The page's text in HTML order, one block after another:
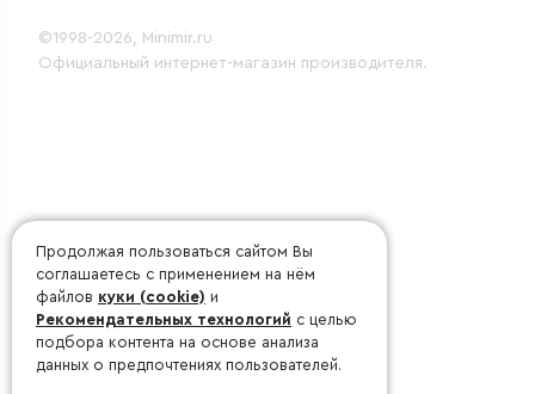
©1998-2026, Minimir.ru
Официальный интернет-магазин производителя.
Продолжая пользоваться сайтом Вы
соглашаетесь с применением на нём
файлов куки (cookie) и
Рекомендательных технологий с целью
подбора контента на основе анализа
данных о предпочтениях пользователей.